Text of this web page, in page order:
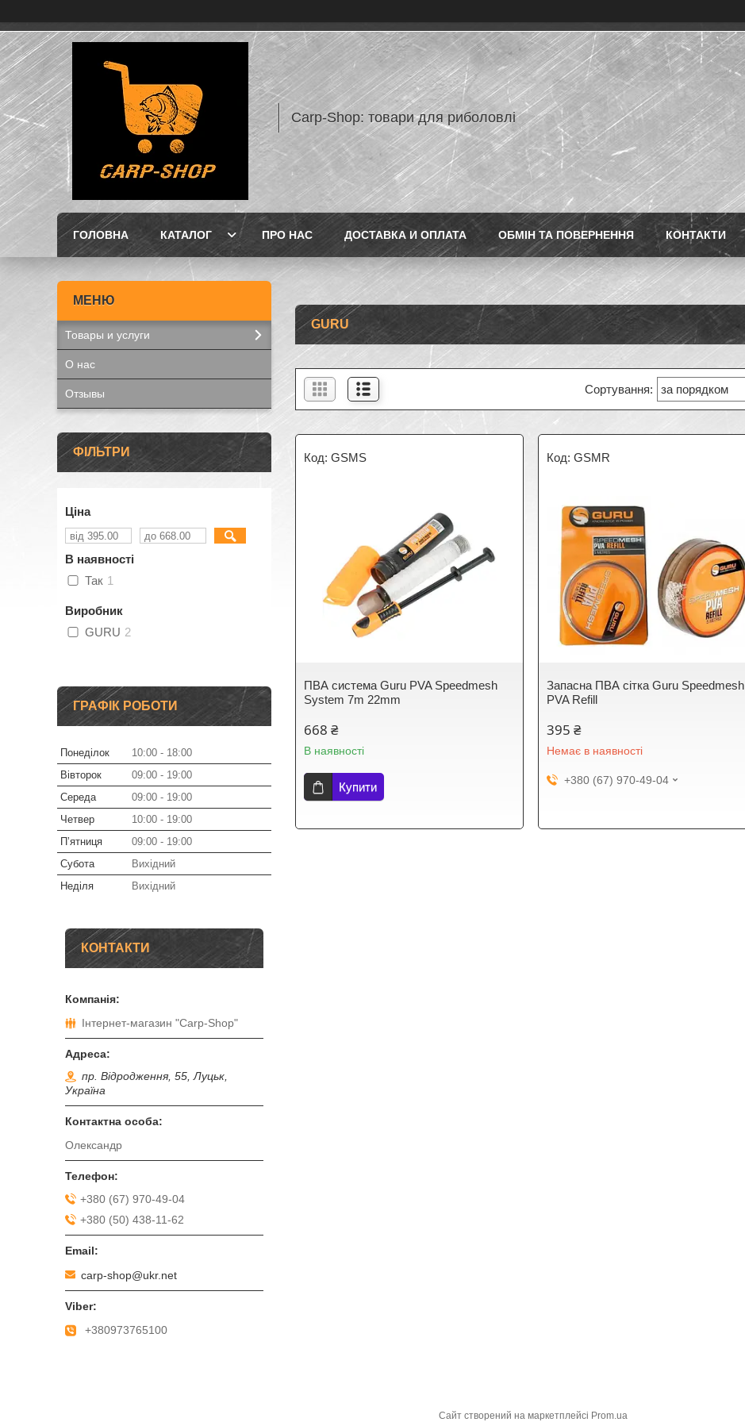
Carp-Shop: товари для риболовлі
ГОЛОВНА КАТАЛОГ ПРО НАС ДОСТАВКА И ОПЛАТА ОБМІН ТА ПОВЕРНЕННЯ КОНТАКТИ
GURU
GSMS
ПВА система Guru PVA Speedmesh
System 7m 22mm
668 ₴
В наявності
Купити
GSMR
Запасна ПВА сітка Guru Speedmesh
PVA Refill
395 ₴
Немає в наявності
+380 (67) 970-49-04
Товары и услуги
О нас
Отзывы
ФІЛЬТРИ
Ціна
В наявності
Так 1
Виробник
GURU 2
ГРАФІК РОБОТИ
Понеділок 10:00
18:00
Вівторок
09:00
19:00
Середа
09:00
19:00
Четвер
10:00
19:00
Пʼятниця
09:00
19:00
Субота
Вихідний
Неділя
Вихідний
КОНТАКТИ
Інтернет-магазин "Carp-Shop"
пр. Відродження, 55, Луцьк,
Україна
Олександр
+380 (67) 970-49-04
+380 (50) 438-11-62
carp-shop@ukr.net
+380973765100
Сайт створений на маркетплейсі Prom.ua